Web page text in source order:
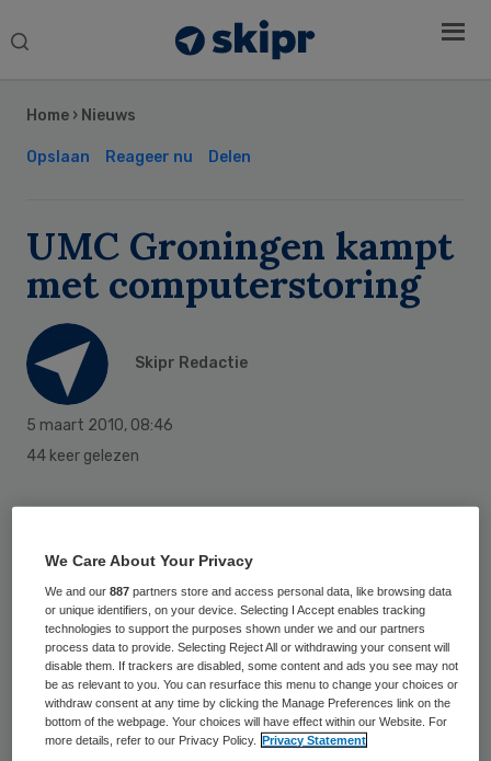
Search
Home › Nieuws
Opslaan Reageer nu Delen
UMC Groningen kampt
met computerstoring
Skipr Redactie
5 maart 2010, 08:46
44 keer gelezen
Groningen (UMCG) kampt sinds twee dagen
met een grote computerstoring. Dat
meldde een woordvoerster van het
ziekenhuis donderdag.
Vertraging
Sidebar
We Care About Your Privacy
We and our887 partners store and access personal data, like browsing data
or unique identifiers, on your device. Selecting I Accept enables tracking
technologies to support the purposes shown under we and our partners
process data to provide. Selecting Reject All or withdrawing your consent will
disable them. If trackers are disabled, some content and ads you see may not
be as relevant to you. You can resurface this menu to change your choices or
withdraw consent at any time by clicking the Manage Preferences link on the
bottom of the webpage. Your choices will have effect within our Website. For
more details, refer to our Privacy Policy.
Privacy Statement